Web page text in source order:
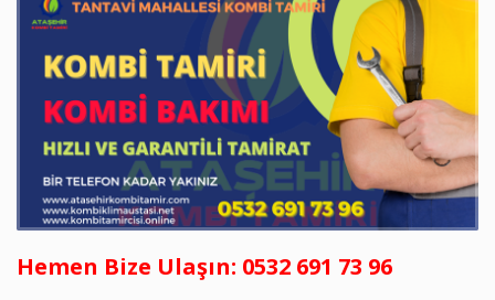
Hemen Bize Ulaşın: 0532 691 73 96